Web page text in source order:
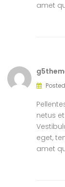
amet
netus
eget,
amet